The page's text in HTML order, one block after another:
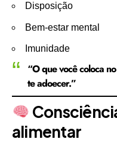
Disposição
Bem-estar mental
Imunidade
“O que você coloca
te adoecer.”
alimentar